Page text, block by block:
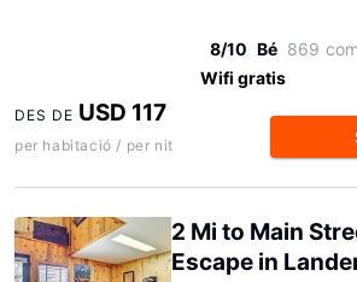
8/10 Bé 869
Wifi gratis
DES DE USD 117
per habitació / per nit
2 Mi to Main
Escape in